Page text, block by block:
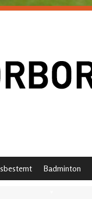
Badminton